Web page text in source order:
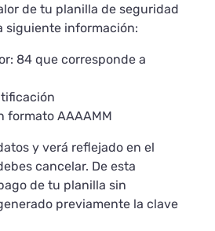
de tu planilla de seguridad
siguiente información:
84 que corresponde a
formato AAAAMM
y verá reflejado en el
cancelar. De esta
de tu planilla sin
previamente la clave